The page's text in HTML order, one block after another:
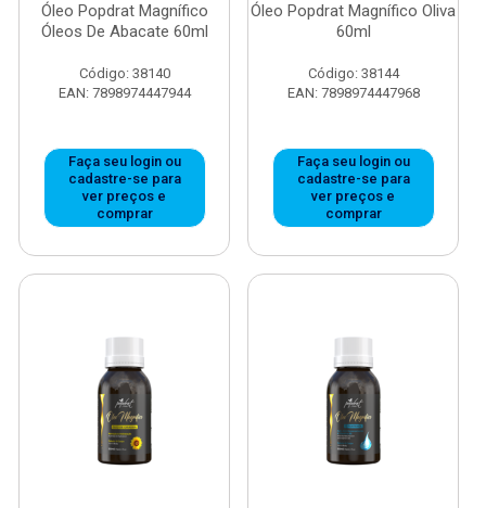
Óleo Popdrat Magnífico
Óleos De Abacate 60ml
Código: 38140
EAN: 7898974447944
Faça seu login ou
cadastre-se para
ver preços e
comprar
Óleo Popdrat Magnífico Oliva
60ml
Código: 38144
EAN: 7898974447968
Faça seu login ou
cadastre-se para
ver preços e
comprar